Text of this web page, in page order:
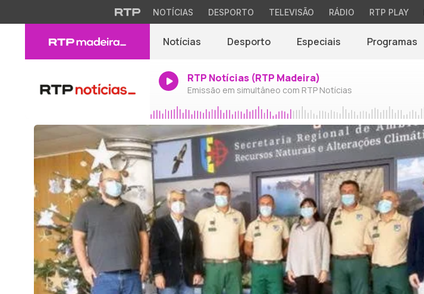
NOTÍCIAS DESPORTO TELEVISÃO RÁDIO RTP PLAY
Notícias Desporto Especiais Programas
RTP Notícias (RTP Madeira)
Emissão em simultâneo com RTP Notícias